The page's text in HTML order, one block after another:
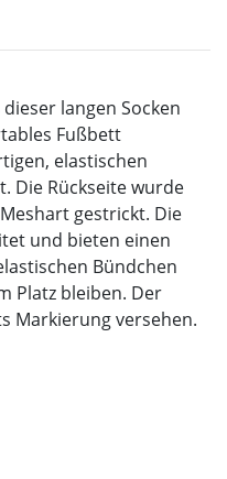
langen Socken
Fußbett
elastischen
Die Rückseite wurde
gestrickt. Die
und bieten einen
Bündchen
Platz bleiben. Der
Markierung versehen.